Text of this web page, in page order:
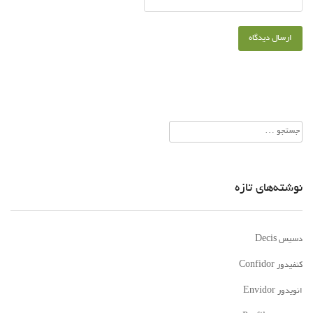
جستجو
برای:
نوشته‌های تازه
دسیس Decis
کنفیدور Confidor
انویدور Envidor